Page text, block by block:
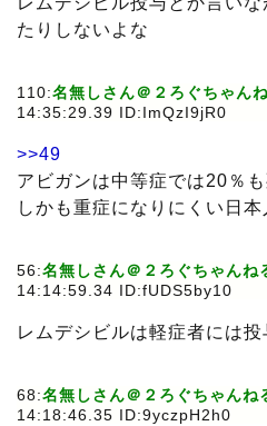
たりしないよな
110:名無しさん＠２ろぐちゃん
14:35:29.39 ID:ImQzI9jR0
>>49
アビガンは中等症では20％
しかも重症になりにくい日
56:名無しさん＠２ろぐちゃんね
14:14:59.34 ID:fUDS5by10
レムデシビルは軽症者には
68:名無しさん＠２ろぐちゃんね
14:18:46.35 ID:9yczpH2h0